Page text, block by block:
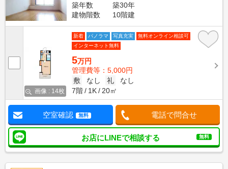
築年数
築30年
建物階数
10階建
画像 : 14枚
新着 パノラマ 写真充実
無料オンライン相談可
インターネット無料
5万円
管理費等：5,000円
敷
なし 礼
なし
7階
1K 20㎡
空室確認 無料 電話で問合せ
お店にLINEで相談する 無料